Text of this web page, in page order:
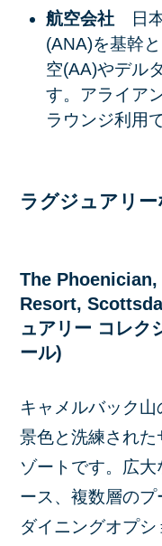
航空会社
日
(ANA)を基幹
空(AA)やデル
す。アライア
ラウンジ利用
ラグジュアリ
The
Resort,
ュアリー コレク
ール)
キャメルバック
景色と洗練された
ゾートです。広
ース、複数層の
ダイニングオプ